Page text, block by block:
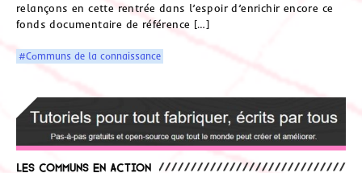
relançons en cette rentrée dans l’espoir d’enrichir encore ce
fonds documentaire de référence […]
#Communs de la connaissance
Les communs en action